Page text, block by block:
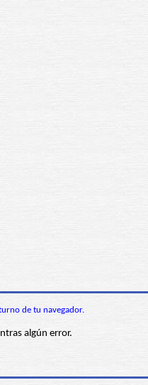
de tu navegador.
algún error.